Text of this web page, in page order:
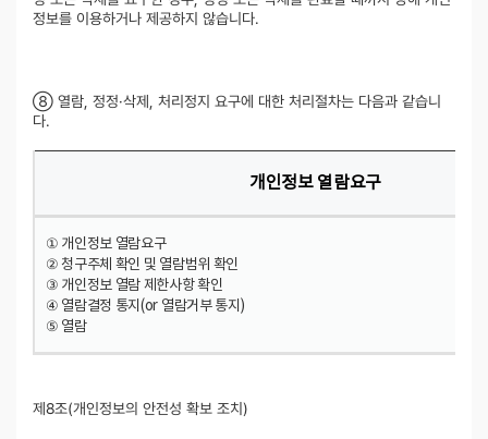
정보를 이용하거나 제공하지 않습니다.
⑧ 열람, 정정·삭제, 처리정지 요구에 대한 처리절차는 다음과 같습니
다.
개인정보 열람요구
① 개인정보 열람요구
② 청구주체 확인 및 열람범위 확인
③ 개인정보 열람 제한사항 확인
④ 열람결정 통지(or 열람거부 통지)
⑤ 열람
제8조(개인정보의 안전성 확보 조치)